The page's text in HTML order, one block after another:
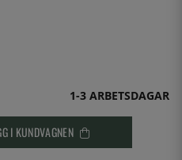
1-3 ARBETSDAGAR
I KUNDVAGNEN